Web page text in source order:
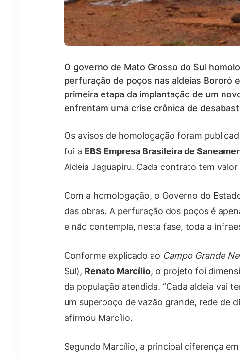
O governo de Mato Grosso do Sul
perfuração de poços nas aldeias Bororó
primeira etapa da implantação de um
enfrentam uma crise crônica de
Os avisos de homologação foram
foi a EBS Empresa Brasileira de
Aldeia Jaguapiru. Cada contrato tem valor
Com a homologação, o Governo do
das obras. A perfuração dos poços é
e não contempla, nesta fase, toda a
Conforme explicado ao Campo Grande
Sul), Renato Marcílio, o projeto foi
da população atendida. “Cada aldeia vai
um superpoço de vazão grande, rede de
afirmou Marcílio.
Segundo Marcílio, a principal diferença